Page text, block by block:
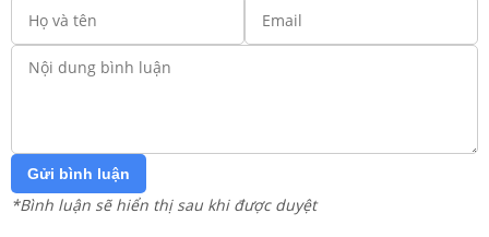
Gửi bình luận
*Bình luận sẽ hiển thị sau khi được duyệt